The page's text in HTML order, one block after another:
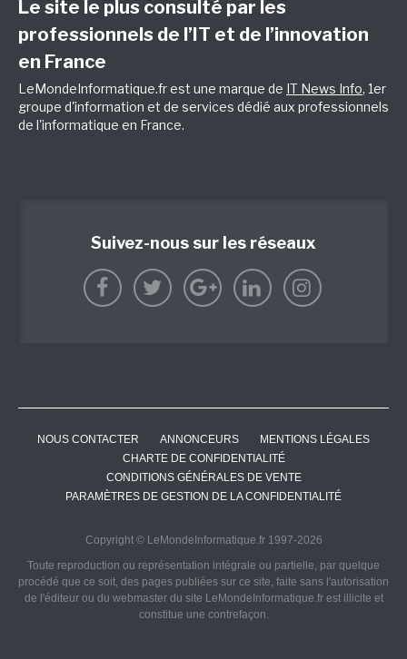
Le site le plus consulté par les
professionnels de l’IT et de l’innovation
en France
LeMondeInformatique.fr est une marque de IT News Info, 1er
groupe d'information et de services dédié aux professionnels
de l'informatique en France.
Suivez-nous sur les réseaux
NOUS CONTACTER ANNONCEURS
MENTIONS LÉGALES
CHARTE DE CONFIDENTIALITÉ
CONDITIONS GÉNÉRALES DE VENTE
PARAMÈTRES DE GESTION DE LA CONFIDENTIALITÉ
Copyright © LeMondeInformatique.fr 1997-2026
Toute reproduction ou représentation intégrale ou partielle, par quelque
procédé que ce soit, des pages publiées sur ce site, faite sans l'autorisation
de l'éditeur ou du webmaster du site LeMondeInformatique.fr est illicite et
constitue une contrefaçon.